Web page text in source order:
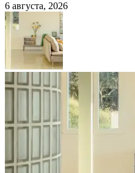
6 августа, 2026